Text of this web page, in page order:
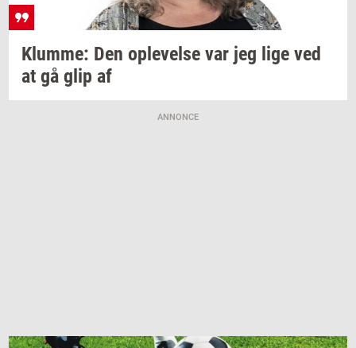
Klum­me: Den op­le­vel­se var jeg lige ved
at gå glip af
ANNONCE